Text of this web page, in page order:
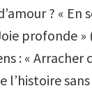
? « En
profonde
: «